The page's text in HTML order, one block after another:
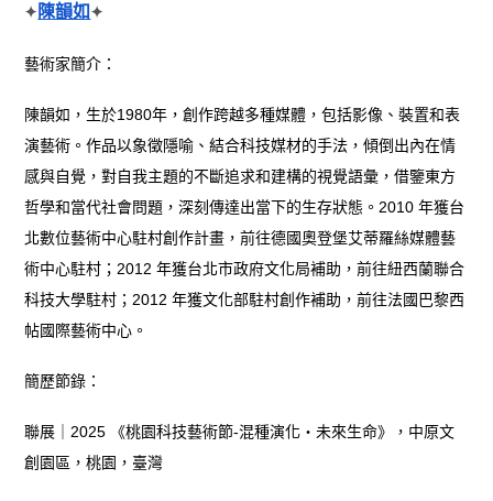
✦ 陳韻如✦
藝術家簡介：
陳韻如，生於1980年，創作跨越多種媒體，包括影像、裝置和表
演藝術。作品以象徵隱喻、結合科技媒材的手法，傾倒出內在情
感與自覺，對自我主題的不斷追求和建構的視覺語彙，借鑒東方
哲學和當代社會問題，深刻傳達出當下的生存狀態。2010 年獲台
北數位藝術中心駐村創作計畫，前往德國奧登堡艾蒂羅絲媒體藝
術中心駐村；2012 年獲台北市政府文化局補助，前往紐西蘭聯合
科技大學駐村；2012 年獲文化部駐村創作補助，前往法國巴黎西
帖國際藝術中心。
簡歷節錄：
聯展｜2025 《桃園科技藝術節-混種演化‧未來生命》，中原文
創園區，桃園，臺灣